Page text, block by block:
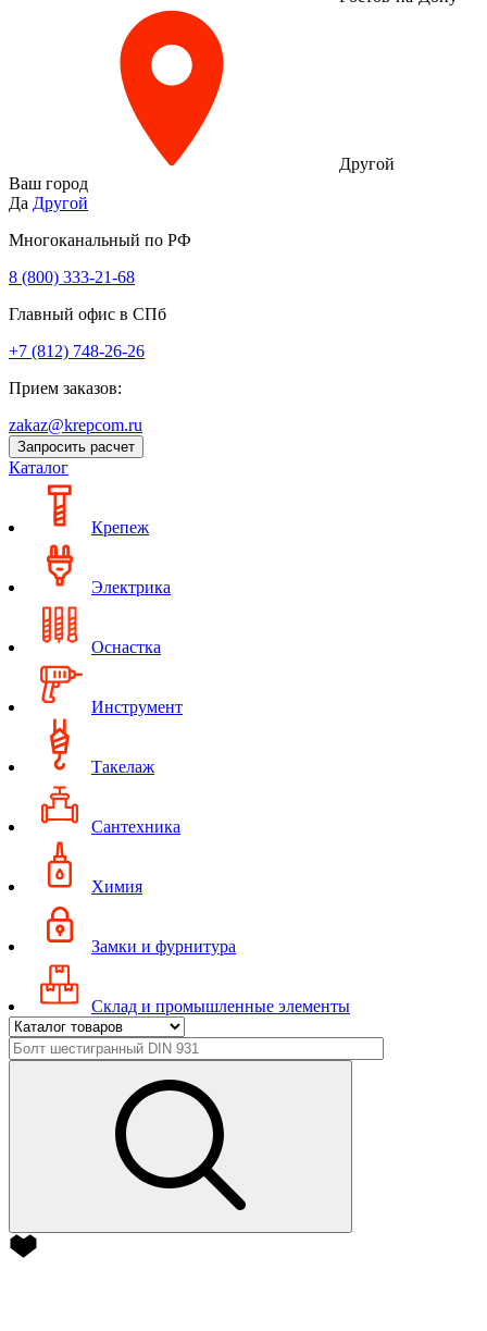
Другой
Ваш город
Да Другой
Многоканальный по РФ
8 (800) 333‑21-68
Главный офис в СПб
+7 (812) 748-26-26
Прием заказов:
zakaz@krepcom.ru
Запросить расчет
Каталог
Крепеж
Электрика
Оснастка
Инструмент
Такелаж
Сантехника
Химия
Замки и фурнитура
Склад и промышленные элементы